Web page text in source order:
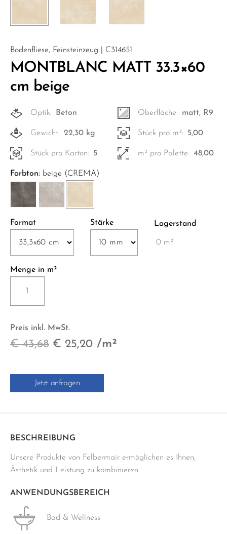
Bodenfliese, Feinsteinzeug | C314651
MONTBLANC MATT 33.3×60
cm beige
Optik: Beton Oberfläche: matt, R9
Gewicht: 22,30 kg Stück pro m²: 5,00
Stück pro Karton: 5 m² pro Palette: 48,00
Farbton: beige (CREMA)
Format Stärke Lagerstand
0 m²
Menge in m²
MATT
33.3x60
beige
Menge
Preis inkl. MwSt.
€43,68 Ursprünglicher
war:
€ 25,20Aktueller
/m²
Jetzt anfragen
BESCHREIBUNG
Unsere Produkte von Felbermair ermöglichen es Ihnen,
Ästhetik und Leistung zu kombinieren.
ANWENDUNGSBEREICH
Bad & Wellness